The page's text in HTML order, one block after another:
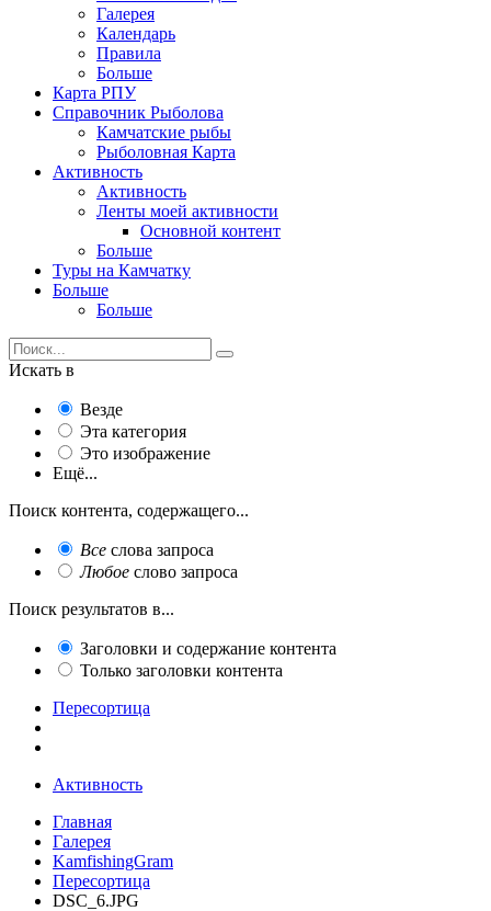
Галерея
Календарь
Правила
Больше
Карта РПУ
Справочник Рыболова
Камчатские рыбы
Рыболовная Карта
Активность
Активность
Ленты моей активности
Основной контент
Больше
Туры на Камчатку
Больше
Больше
Искать в
Везде
Эта категория
Это изображение
Ещё...
Поиск контента, содержащего...
Все слова запроса
Любое слово запроса
Поиск результатов в...
Заголовки и содержание контента
Только заголовки контента
Пересортица
Активность
Главная
Галерея
KamfishingGram
Пересортица
DSC_6.JPG